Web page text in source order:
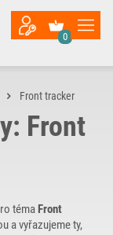
0
Front tracker
Front
téma Front
a vyřazujeme ty,